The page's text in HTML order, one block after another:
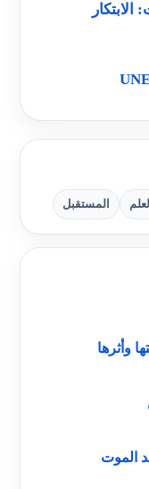
العلم المستقبل
وأثرها
الموت